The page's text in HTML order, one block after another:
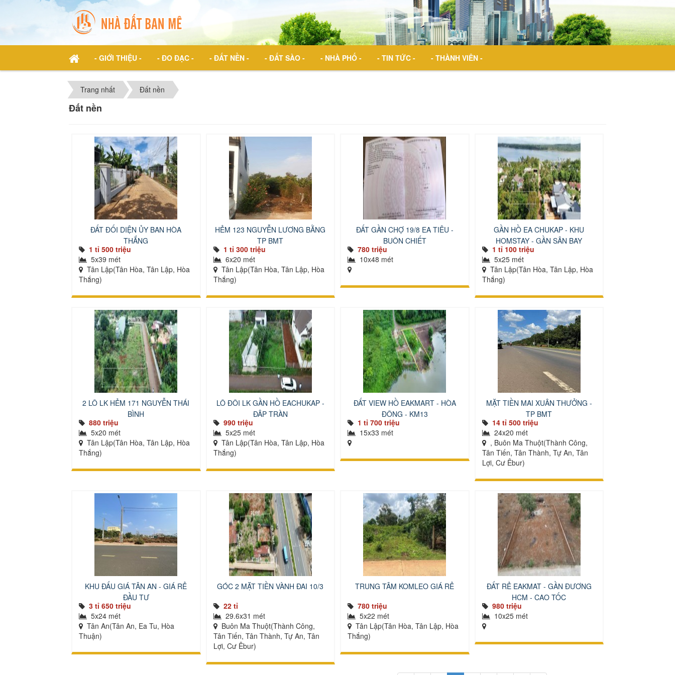
- GIỚI THIỆU - - ĐO ĐẠC - - ĐẤT NỀN - - ĐẤT SÀO - - NHÀ PHỐ - - TIN TỨC - - THÀNH VIÊN -
Trang nhất Đất nền
Đất nền
ĐẤT ĐỐI DIỆN ỦY BAN HÒA
THẮNG
1 tỉ 500 triệu
5x39 mét
Tân Lập(Tân Hòa, Tân Lập, Hòa
Thắng)
HẺM 123 NGUYỄN LƯƠNG BẰNG
TP BMT
1 tỉ 300 triệu
6x20 mét
Tân Lập(Tân Hòa, Tân Lập, Hòa
Thắng)
ĐẤT GẦN CHỢ 19/8 EA TIÊU -
BUÔN CHIẾT
780 triệu
10x48 mét
GẦN HỒ EA CHUKAP - KHU
HOMSTAY - GẦN SÂN BAY
1 tỉ 100 triệu
5x25 mét
Tân Lập(Tân Hòa, Tân Lập, Hòa
Thắng)
2 LÔ LK HẺM 171 NGUYỄN THÁI
BÌNH
880 triệu
5x20 mét
Tân Lập(Tân Hòa, Tân Lập, Hòa
Thắng)
LÔ ĐÔI LK GẦN HỒ EACHUKAP -
ĐẬP TRÀN
990 triệu
5x25 mét
Tân Lập(Tân Hòa, Tân Lập, Hòa
Thắng)
ĐẤT VIEW HỒ EAKMART - HÒA
ĐÔNG - KM13
1 tỉ 700 triệu
15x33 mét
MẶT TIỀN MAI XUÂN THƯỞNG -
TP BMT
14 tỉ 500 triệu
24x20 mét
, Buôn Ma Thuột(Thành Công,
Tân Tiến, Tân Thành, Tự An, Tân
Lợi, Cư Êbur)
KHU ĐẤU GIÁ TÂN AN - GIÁ RẺ
ĐẦU TƯ
3 tỉ 650 triệu
5x24 mét
Tân An(Tân An, Ea Tu, Hòa
Thuận)
GÓC 2 MẶT TIỀN VÀNH ĐAI 10/3
22 tỉ
29.6x31 mét
Buôn Ma Thuột(Thành Công,
Tân Tiến, Tân Thành, Tự An, Tân
Lợi, Cư Êbur)
TRUNG TÂM KOMLEO GIÁ RẺ
780 triệu
5x22 mét
Tân Lập(Tân Hòa, Tân Lập, Hòa
Thắng)
ĐẤT RẺ EAKMAT - GẦN ĐƯƠNG
HCM - CAO TỐC
980 triệu
10x25 mét